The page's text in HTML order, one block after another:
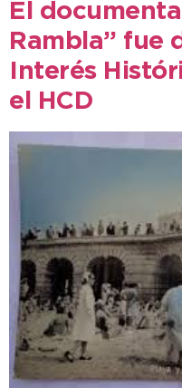
El
Rambla” fue
Interés
el HCD